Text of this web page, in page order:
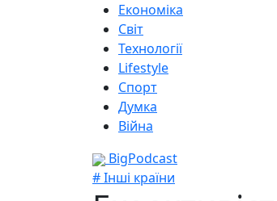
Економіка
Світ
Технології
Lifestyle
Спорт
Думка
Війна
BigPodcast
# Інші країни